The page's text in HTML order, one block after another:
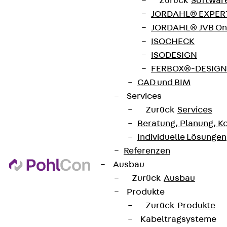
JORDAHL®
JORDAHL® JVB
ISOCHECK
ISODESIGN
FERBOX®-
CAD und BIM
Services
Zurück Services
Beratung, Planung,
Individuelle Lösungen
Referenzen
Ausbau
Zurück Ausbau
Produkte
Zurück Produkte
Kabeltragsysteme
Produktneuheiten, Referenzen und aktuellen